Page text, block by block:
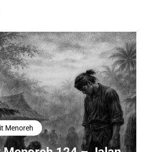
Menoreh